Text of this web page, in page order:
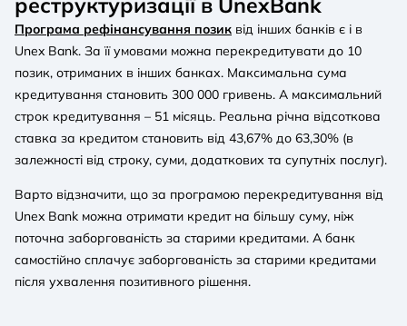
Програма рефінансування позик від інших банків є і в
Unex Bank. За її умовами можна перекредитувати до 10
позик, отриманих в інших банках. Максимальна сума
кредитування становить 300 000 гривень. А максимальний
строк кредитування – 51 місяць. Реальна річна відсоткова
ставка за кредитом становить від 43,67% до 63,30% (в
залежності від строку, суми, додаткових та супутніх послуг).
Варто відзначити, що за програмою перекредитування від
Unex Bank можна отримати кредит на більшу суму, ніж
поточна заборгованість за старими кредитами. А банк
самостійно сплачує заборгованість за старими кредитами
після ухвалення позитивного рішення.